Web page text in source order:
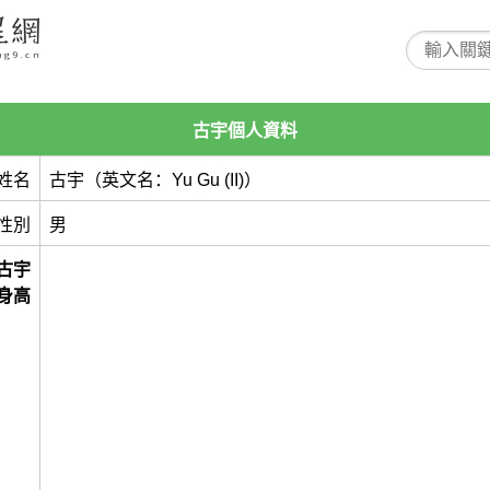
古宇個人資料
名 古宇（英文名：Yu Gu (II)）
別 男
宇
高